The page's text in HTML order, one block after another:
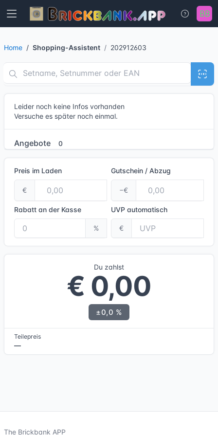
Home Shopping-Assistent 202912603
Leider noch keine Infos vorhanden
Versuche es später noch einmal.
Angebote 0
Preis im Laden
€
Gutschein / Abzug
−€
Rabatt an der Kasse
%
UVP automatisch
€
Du zahlst
€ 0,00
±0,0 %
Teilepreis
—
The Brickbank APP